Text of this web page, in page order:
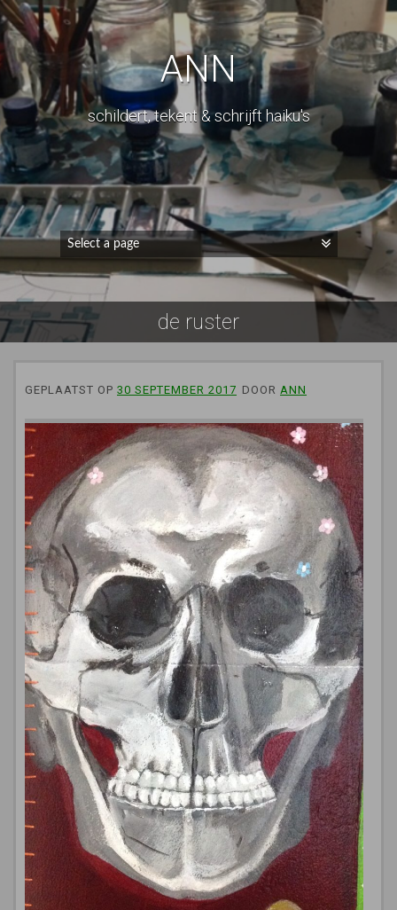
ANN
schildert, tekent & schrijft haiku's
de ruster
GEPLAATST OP 30 SEPTEMBER 2017 DOOR ANN